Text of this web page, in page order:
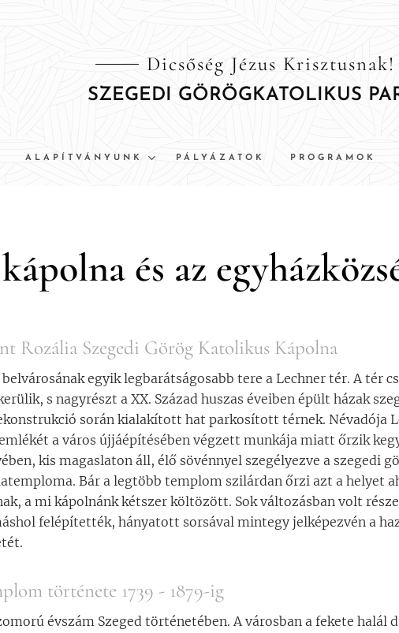
Dicsőség Jézus Krisztusnak!
SZEGEDI GÖRÖGKATOLIKUS
ALAPÍTVÁNYUNK PÁLYÁZATOK PROGRAMOK
és az
Rozália Szegedi Görög Katolikus Kápolna
belvárosának egyik legbarátságosabb tere a Lechner tér. A tér
s nagyrészt a XX. Század huszas éveiben épült házak
során kialakított hat parkosított térnek. Névadója
a város újjáépítésében végzett munkája miatt őrzik
kis magaslaton áll, élő sövénnyel szegélyezve a szegedi
Bár a legtöbb templom szilárdan őrzi azt a helyet
a mi kápolnánk kétszer költözött. Sok változásban volt
felépítették, hányatott sorsával mintegy jelképezvén a
története 1739 - 1879-ig
évszám Szeged történetében. A városban a fekete